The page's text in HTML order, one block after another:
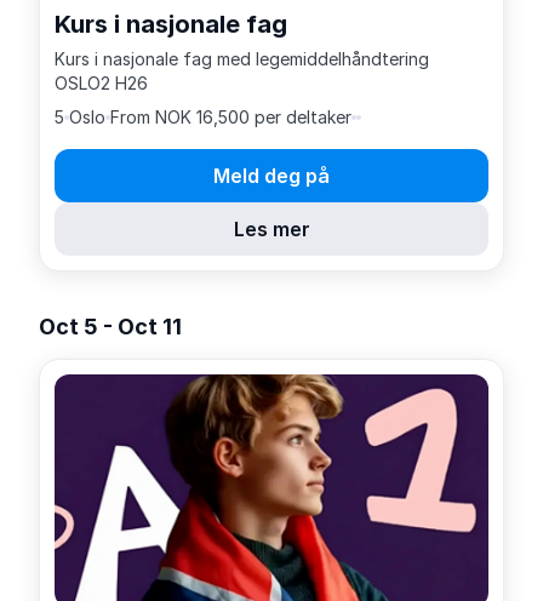
Kurs i nasjonale fag
Kurs i nasjonale fag med legemiddelhåndtering
OSLO2 H26
5 Oslo From NOK 16,500 per deltaker
Meld deg på
Les mer
Oct 5 - Oct 11